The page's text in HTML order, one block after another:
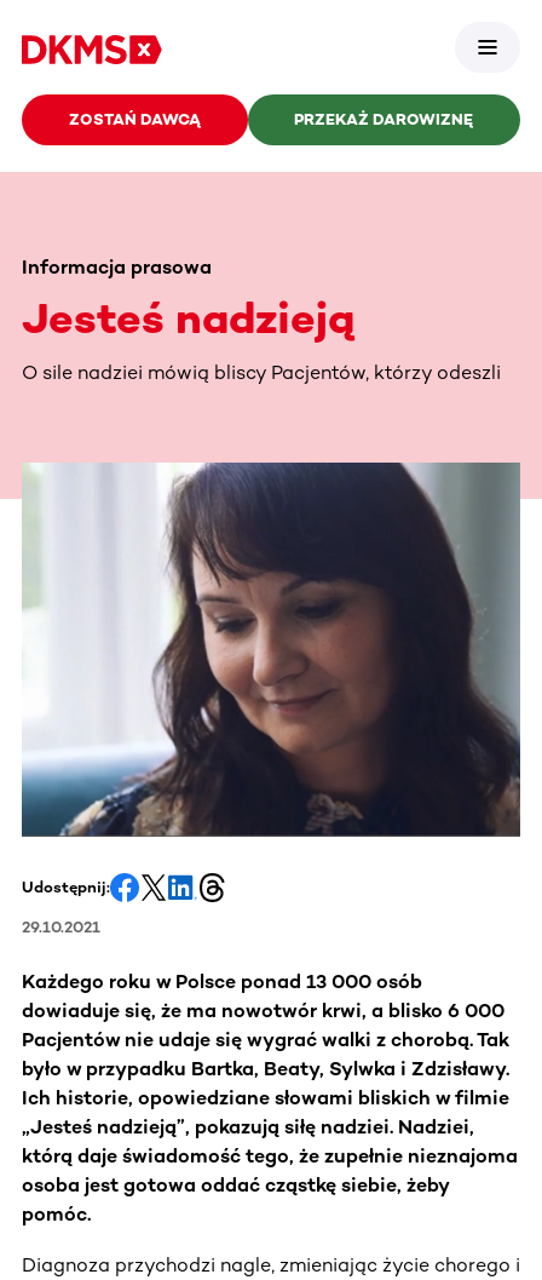
ZOSTAŃ DAWCĄ PRZEKAŻ DAROWIZNĘ
Informacja prasowa
Jesteś nadzieją
O sile nadziei mówią bliscy Pacjentów, którzy odeszli
Udostępnij:
29.10.2021
Każdego roku w Polsce ponad 13 000 osób
dowiaduje się, że ma nowotwór krwi, a blisko 6 000
Pacjentów nie udaje się wygrać walki z chorobą. Tak
było w przypadku Bartka, Beaty, Sylwka i Zdzisławy.
Ich historie, opowiedziane słowami bliskich w filmie
„Jesteś nadzieją”, pokazują siłę nadziei. Nadziei,
którą daje świadomość tego, że zupełnie nieznajoma
osoba jest gotowa oddać cząstkę siebie, żeby
pomóc.
Diagnoza przychodzi nagle, zmieniając życie chorego i